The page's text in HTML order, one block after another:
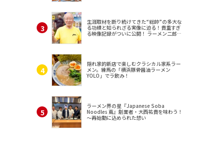
生涯取材を断り続けてきた“総帥”の多大な
る功績と知られざる実像に迫る！貴重すぎ
る映像記録がついに公開！ ラーメン二郎
隠れ家的新店で楽しむクラシカル家系ラー
メン。練馬の「横浜豚骨醤油ラーメン
YOLO」でラ飲み！
ラーメン界の星『Japanese Soba
Noodles 蔦』創業者・大西祐貴を味わう！
～再始動に込められた想い